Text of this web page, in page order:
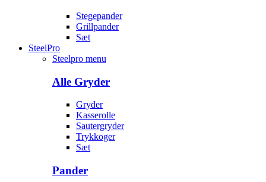
Stegepander
Grillpander
Sæt
SteelPro
Steelpro menu
Alle Gryder
Gryder
Kasserolle
Sautergryder
Trykkoger
Sæt
Pander